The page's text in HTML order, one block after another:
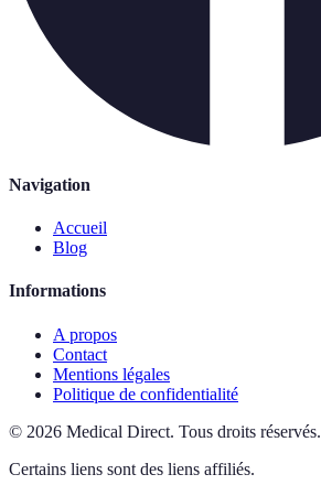
Navigation
Accueil
Blog
Informations
A propos
Contact
Mentions légales
Politique de confidentialité
© 2026 Medical Direct. Tous droits réservés.
Certains liens sont des liens affiliés.